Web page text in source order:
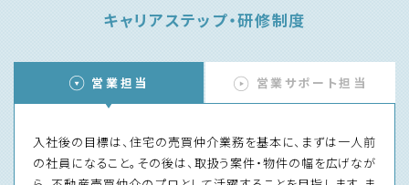
キャリアステップ・研修制度
営業担当 営業サポート担当
入社後の目標は、住宅の売買仲介業務を基本に、まずは一人前
の社員になること。その後は、取扱う案件・物件の幅を広げなが